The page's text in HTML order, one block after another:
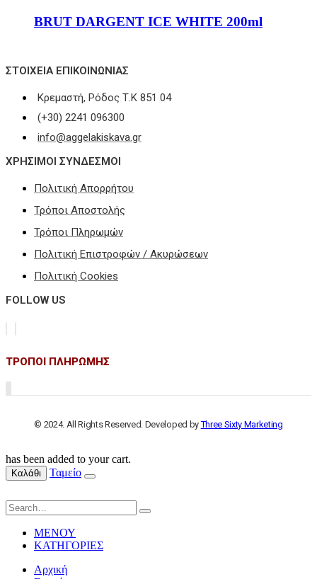
BRUT DARGENT ICE WHITE 200ml
ΣΤΟΙΧΕΊΑ ΕΠΙΚΟΙΝΩΝΊΑΣ
Κρεμαστή, Ρόδος Τ.Κ 851 04
(+30) 2241 096300
info@aggelakiskava.gr
ΧΡΗΣΙΜΟΙ ΣΥΝΔΕΣΜΟΙ
Πολιτική Απορρήτου
Τρόποι Αποστολής
Τρόποι Πληρωμών
Πολιτική Επιστροφών / Ακυρώσεων
Πολιτική Cookies
FOLLOW US
ΤΡΟΠΟΙ ΠΛΗΡΩΜΗΣ
© 2024. All Rights Reserved. Developed byThree Sixty Marketing
has been added to your cart.
Καλάθι Ταμείο
ΜΕΝΟΥ
ΚΑΤΗΓΟΡΙΕΣ
Αρχική